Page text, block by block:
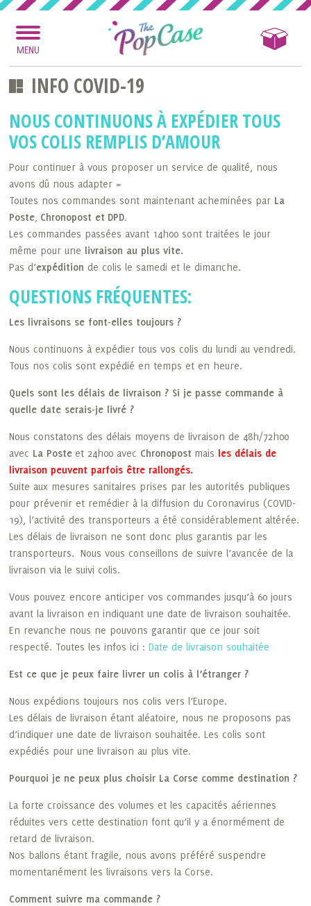
MENU
INFO COVID-19
NOUS CONTINUONS À EXPÉDIER TOUS
VOS COLIS REMPLIS D’AMOUR
Pour continuer à vous proposer un service de qualité, nous
avons dû nous adapter =
Toutes nos commandes sont maintenant acheminées par La
Poste Chronopost et DPD.
Les commandes passées avant 14h00 sont traitées le jour
même pour une livraison au plus vite.
Pas d’expédition de colis le samedi et le dimanche.
QUESTIONS FRÉQUENTES:
Les livraisons se font-elles toujours ?
Nous continuons à expédier tous vos colis du lundi au vendredi.
Tous nos colis sont expédié en temps et en heure.
Quels sont les délais de livraison ? Si je passe commande à
quelle date serais-je livré ?
Nous constatons des délais moyens de livraison de 48h/72h00
avec La Poste et 24h00 avec Chronopost mais les délais de
livraison peuvent parfois être rallongés.
Suite aux mesures sanitaires prises par les autorités publiques
pour prévenir et remédier à la diffusion du Coronavirus (COVID-
19), l’activité des transporteurs a été considérablement altérée.
Les délais de livraison ne sont donc plus garantis par les
transporteurs. Nous vous conseillons de suivre l’avancée de la
livraison via le suivi colis.
Vous pouvez encore anticiper vos commandes jusqu’à 60 jours
avant la livraison en indiquant une date de livraison souhaitée.
En revanche nous ne pouvons garantir que ce jour soit
respecté. Toutes les infos ici :Date de livraison souhaitée
Est ce que je peux faire livrer un colis à l’étranger ?
Nous expédions toujours nos colis vers l’Europe.
Les délais de livraison étant aléatoire, nous ne proposons pas
d’indiquer une date de livraison souhaitée. Les colis sont
expédiés pour une livraison au plus vite.
Pourquoi je ne peux plus choisir La Corse comme destination ?
La forte croissance des volumes et les capacités aériennes
réduites vers cette destination font qu’il y a énormément de
retard de livraison.
Nos ballons étant fragile, nous avons préféré suspendre
momentanément les livraisons vers la Corse.
Comment suivre ma commande ?